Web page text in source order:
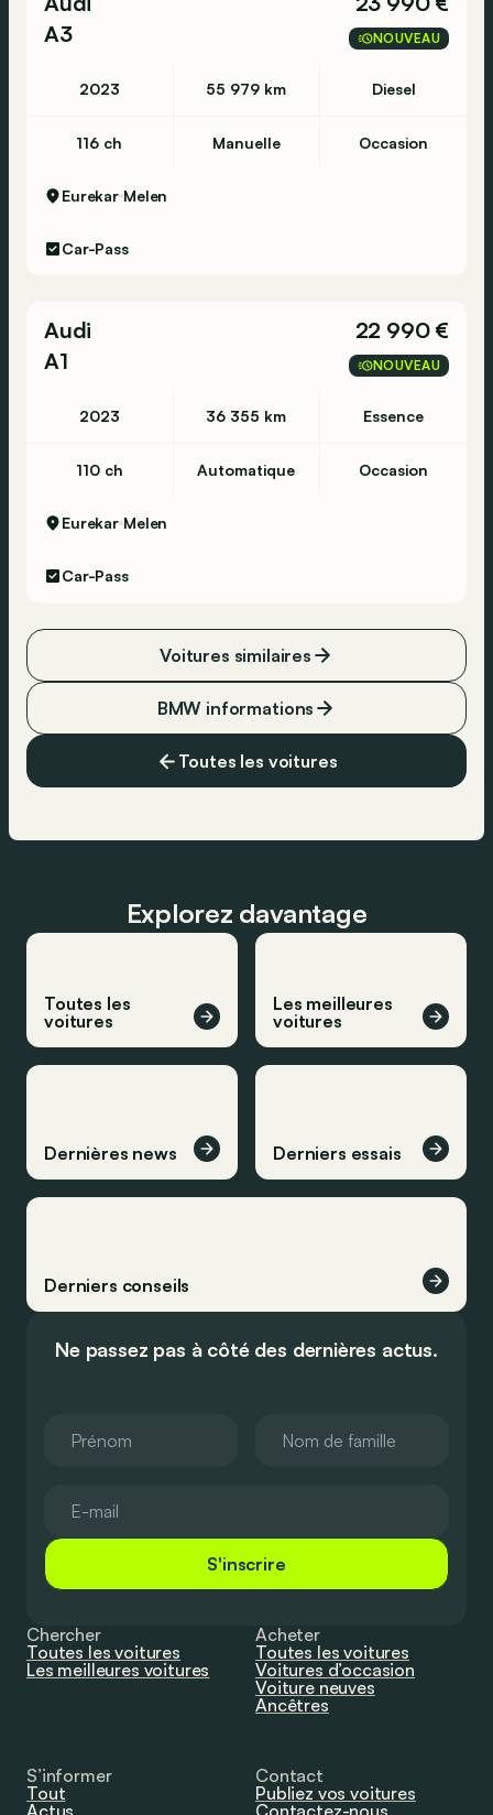
A3
NOUVEAU
2023 55 979 km Diesel
116 ch Manuelle Occasion
Eurekar Melen
Car-Pass
Audi
A1
22 990 €
NOUVEAU
2023 36 355 km Essence
110 ch Automatique Occasion
Eurekar Melen
Car-Pass
Toutes les voitures
BMW informations
Voitures similaires
Explorez davantage
Toutes les
voitures
Les meilleures
voitures
Dernières news Derniers essais
Derniers conseils
Ne passez pas à côté des dernières actus.
S'inscrire
Chercher
Toutes les voitures
Les meilleures voitures
Acheter
Toutes les voitures
Voitures d’occasion
Voiture neuves
Ancêtres
S’informer
Tout
Actus
Contact
Publiez vos voitures
Contactez-nous